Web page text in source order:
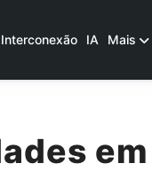
Interconexão IA Mais
em